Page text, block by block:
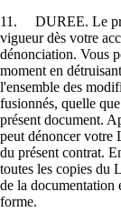
11. DUREE. Le
vigueur dès votre
dénonciation. Vous
moment en
l'ensemble des
fusionnés, quelle
présent document.
peut dénoncer votre
du présent contrat.
toutes les copies du
de la documentation
forme.